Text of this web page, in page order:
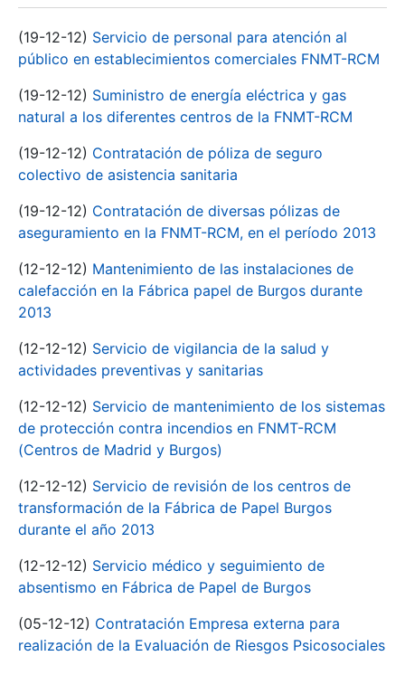
(19-12-12) Servicio de personal para atención al
público en establecimientos comerciales FNMT-RCM
(19-12-12) Suministro de energía eléctrica y gas
natural a los diferentes centros de la FNMT-RCM
(19-12-12) Contratación de póliza de seguro
colectivo de asistencia sanitaria
(19-12-12) Contratación de diversas pólizas de
aseguramiento en la FNMT-RCM, en el período 2013
(12-12-12) Mantenimiento de las instalaciones de
calefacción en la Fábrica papel de Burgos durante
2013
(12-12-12) Servicio de vigilancia de la salud y
actividades preventivas y sanitarias
(12-12-12) Servicio de mantenimiento de los sistemas
de protección contra incendios en FNMT-RCM
(Centros de Madrid y Burgos)
(12-12-12) Servicio de revisión de los centros de
transformación de la Fábrica de Papel Burgos
durante el año 2013
(12-12-12) Servicio médico y seguimiento de
absentismo en Fábrica de Papel de Burgos
(05-12-12) Contratación Empresa externa para
realización de la Evaluación de Riesgos Psicosociales